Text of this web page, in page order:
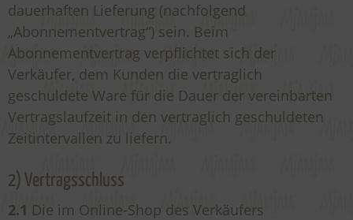
dauerhaften Lieferung (nachfolgend
„Abonnementvertrag“) sein. Beim
Abonnementvertrag verpflichtet sich der
Verkäufer, dem Kunden die vertraglich
geschuldete Ware für die Dauer der vereinbarten
Vertragslaufzeit in den vertraglich geschuldeten
Zeitintervallen zu liefern.
2) Vertragsschluss
2.1 Die im Online-Shop des Verkäufers